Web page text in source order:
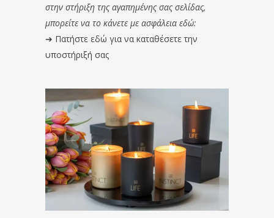
στην στήριξη της αγαπημένης σας σελίδας,
μπορείτε να το κάνετε με ασφάλεια εδώ:
➔ Πατήστε εδώ για να καταθέσετε την
υποστήριξή σας